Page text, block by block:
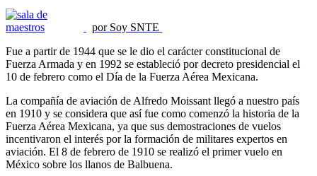
por Soy SNTE
Fue a partir de 1944 que se le dio el carácter constitucional de
Fuerza Armada y en 1992 se estableció por decreto presidencial el
10 de febrero como el Día de la Fuerza Aérea Mexicana.
La compañía de aviación de Alfredo Moissant llegó a nuestro país
en 1910 y se considera que así fue como comenzó la historia de la
Fuerza Aérea Mexicana, ya que sus demostraciones de vuelos
incentivaron el interés por la formación de militares expertos en
aviación. El 8 de febrero de 1910 se realizó el primer vuelo en
México sobre los llanos de Balbuena.